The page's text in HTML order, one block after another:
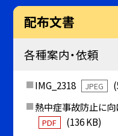
配布文書
各種案内・依頼
IMG_2318 JPEG
熱中症事故防止に向
PDF (136 KB)